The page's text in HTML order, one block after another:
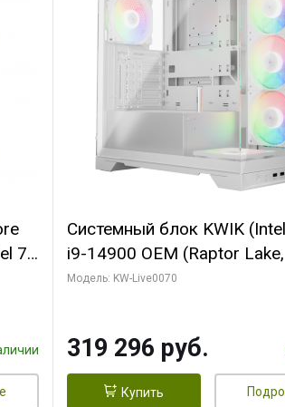
7,
Системный блок KWIK
i9-14900 OEM (Raptor
C24 16EC/8PC// 64 ГБ ОЗУ
GDDR7 256bit/ 960 ГБ
Модель: KW-Live0070
319 296 руб.
Купить